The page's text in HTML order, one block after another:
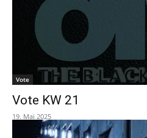
Vote
Vote KW 21
19. Mai 2025